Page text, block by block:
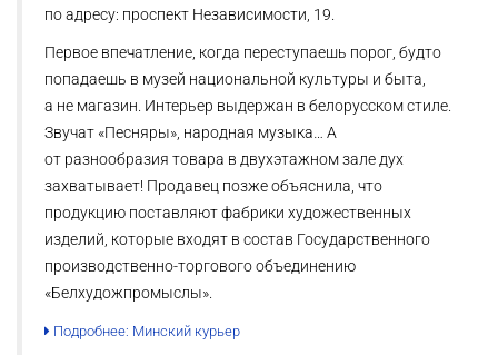
по адресу: проспект Независимости, 19.
Первое впечатление, когда переступаешь порог, будто
попадаешь в музей национальной культуры и быта,
а не магазин. Интерьер выдержан в белорусском стиле.
Звучат «Песняры», народная музыка… А
от разнообразия товара в двухэтажном зале дух
захватывает! Продавец позже объяснила, что
продукцию поставляют фабрики художественных
изделий, которые входят в состав Государственного
производственно-торгового объединению
«Белхудожпромыслы».
Подробнее: Минский курьер